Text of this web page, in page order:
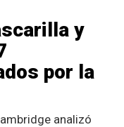
y
por la
analizó